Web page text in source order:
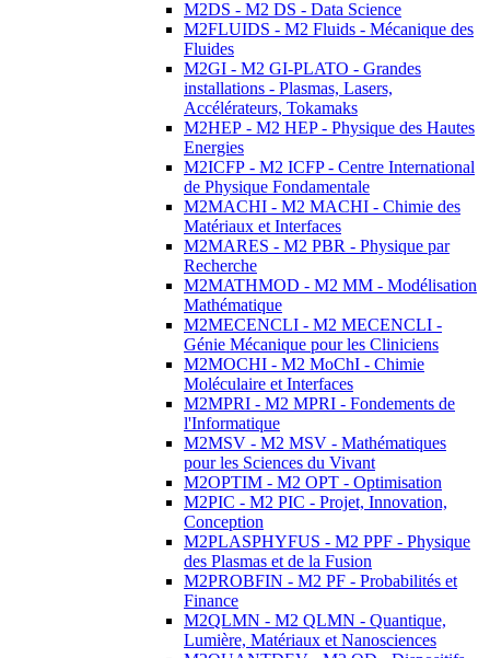
M2DS - M2 DS - Data Science
M2FLUIDS - M2 Fluids - Mécanique des
Fluides
M2GI - M2 GI-PLATO - Grandes
installations - Plasmas, Lasers,
Accélérateurs, Tokamaks
M2HEP - M2 HEP - Physique des Hautes
Energies
M2ICFP - M2 ICFP - Centre International
de Physique Fondamentale
M2MACHI - M2 MACHI - Chimie des
Matériaux et Interfaces
M2MARES - M2 PBR - Physique par
Recherche
M2MATHMOD - M2 MM - Modélisation
Mathématique
M2MECENCLI - M2 MECENCLI -
Génie Mécanique pour les Cliniciens
M2MOCHI - M2 MoChI - Chimie
Moléculaire et Interfaces
M2MPRI - M2 MPRI - Fondements de
l'Informatique
M2MSV - M2 MSV - Mathématiques
pour les Sciences du Vivant
M2OPTIM - M2 OPT - Optimisation
M2PIC - M2 PIC - Projet, Innovation,
Conception
M2PLASPHYFUS - M2 PPF - Physique
des Plasmas et de la Fusion
M2PROBFIN - M2 PF - Probabilités et
Finance
M2QLMN - M2 QLMN - Quantique,
Lumière, Matériaux et Nanosciences